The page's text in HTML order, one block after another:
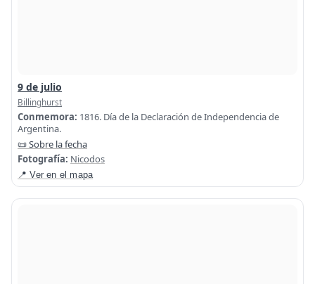
9 de julio
Billinghurst
Conmemora: 1816. Día de la Declaración de Independencia de
Argentina.
📜 Sobre la fecha
Fotografía: Nicodos
📍 Ver en el mapa